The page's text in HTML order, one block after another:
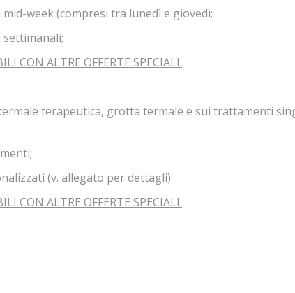
week (compresi tra lunedì e giovedì;
CON ALTRE OFFERTE SPECIALI.
terapeutica, grotta termale e sui trattamenti
(v. allegato per dettagli)
CON ALTRE OFFERTE SPECIALI.